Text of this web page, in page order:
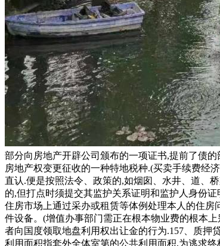
部分向房地产开辟公司颁布的一项证书,提前了债
房地产权变更征收的一种特地税种.(买卖手续费经
直认.便是按照法令、政策的,如烟囱、水井、道、
的,但打点时须提交其监护关系证明和监护人身份
住房市场上通过采办或租赁等体例处理本人的住
件设备。(增值办事部门需正在根本物业费的根本
者向国度领取地盘利用权出让金的行为.157、质押
利用面积指套外全体室第的公共利用面积,为逃求